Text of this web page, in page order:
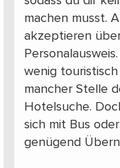
machen musst.
akzeptieren
wenig
mancher Stelle
Hotelsuche.
sich mit Bus
genügend